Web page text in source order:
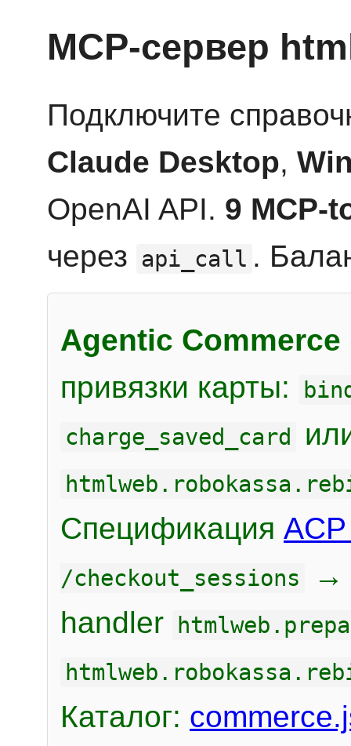
MCP-сервер
Подключите
Claude Desktop,
OpenAI API. 9 MCP-
через api_call .
Agentic Commerce
привязки карты:
charge_saved_card
Спецификация
/checkout_sessions
handler
Каталог: